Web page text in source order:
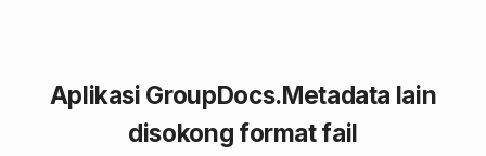
Aplikasi GroupDocs.Metadata lain
disokong format fail